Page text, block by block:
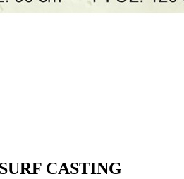
CASTING